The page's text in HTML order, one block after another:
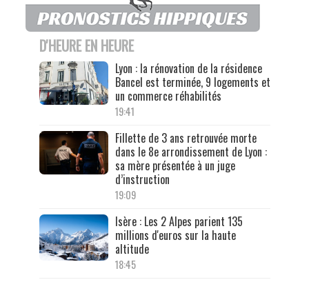
D'HEURE EN HEURE
Lyon : la rénovation de la résidence
Bancel est terminée, 9 logements et
un commerce réhabilités
19:41
Fillette de 3 ans retrouvée morte
dans le 8e arrondissement de Lyon :
sa mère présentée à un juge
d’instruction
19:09
Isère : Les 2 Alpes parient 135
millions d'euros sur la haute
altitude
18:45